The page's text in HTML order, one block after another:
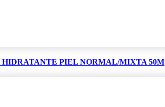
PIEL NORMAL/MIXTA 50M